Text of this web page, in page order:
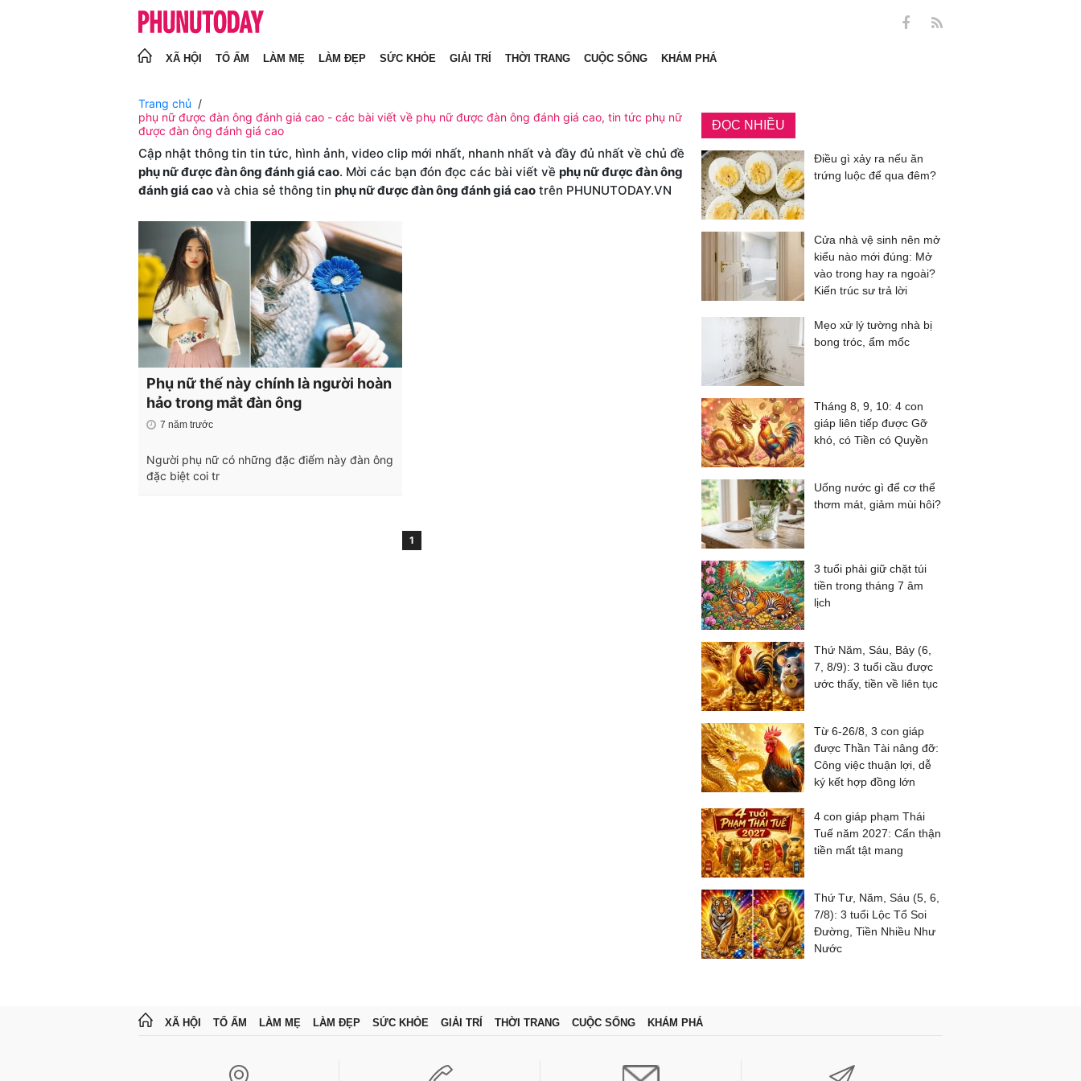
XÃ HỘI TỔ ẤM LÀM MẸ LÀM ĐẸP SỨC KHỎE GIẢI TRÍ THỜI TRANG CUỘC SỐNG KHÁM PHÁ
Trang chủ
phụ nữ được đàn ông đánh giá cao - các bài viết về phụ nữ được đàn ông đánh giá cao, tin tức phụ nữ
được đàn ông đánh giá cao
Cập nhật thông tin tin tức, hình ảnh, video clip mới nhất, nhanh nhất và đầy đủ nhất về chủ đề
phụ nữ được đàn ông đánh giá cao. Mời các bạn đón đọc các bài viết về phụ nữ được đàn ông
đánh giá cao và chia sẻ thông tin phụ nữ được đàn ông đánh giá cao trên PHUNUTODAY.VN
Phụ nữ thế này chính là người hoàn
hảo trong mắt đàn ông
7 năm trước
Người phụ nữ có những đặc điểm này đàn ông
đặc biệt coi tr
1
ĐỌC NHIỀU
Điều gì xảy ra nếu ăn
trứng luộc để qua đêm?
Cửa nhà vệ sinh nên mở
kiểu nào mới đúng: Mở
vào trong hay ra ngoài?
Kiến trúc sư trả lời
Mẹo xử lý tường nhà bị
bong tróc, ẩm mốc
Tháng 8, 9, 10: 4 con
giáp liên tiếp được Gỡ
khó, có Tiền có Quyền
Uống nước gì để cơ thể
thơm mát, giảm mùi hôi?
3 tuổi phải giữ chặt túi
tiền trong tháng 7 âm
lịch
Thứ Năm, Sáu, Bảy (6,
7, 8/9): 3 tuổi cầu được
ước thấy, tiền về liên tục
Từ 6-26/8, 3 con giáp
được Thần Tài nâng đỡ:
Công việc thuận lợi, dễ
ký kết hợp đồng lớn
4 con giáp phạm Thái
Tuế năm 2027: Cẩn thận
tiền mất tật mang
Thứ Tư, Năm, Sáu (5, 6,
7/8): 3 tuổi Lộc Tổ Soi
Đường, Tiền Nhiều Như
Nước
XÃ HỘI TỔ ẤM LÀM MẸ LÀM ĐẸP SỨC KHỎE GIẢI TRÍ THỜI TRANG CUỘC SỐNG KHÁM PHÁ